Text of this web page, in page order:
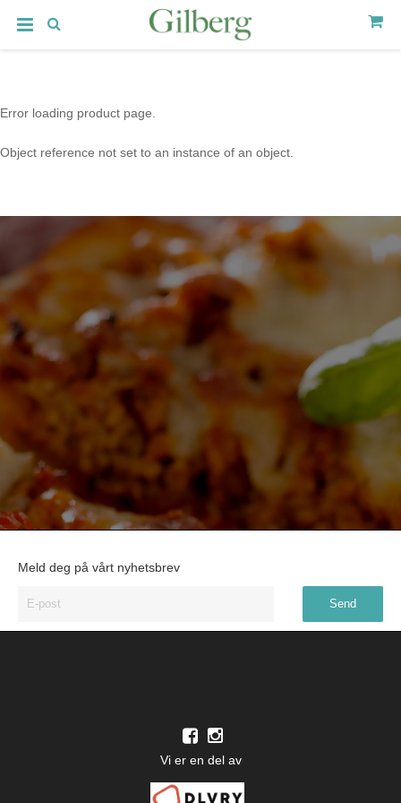
Error loading product page.
Object reference not set to an instance of an object.
Meld deg på vårt nyhetsbrev
Vi er en del av